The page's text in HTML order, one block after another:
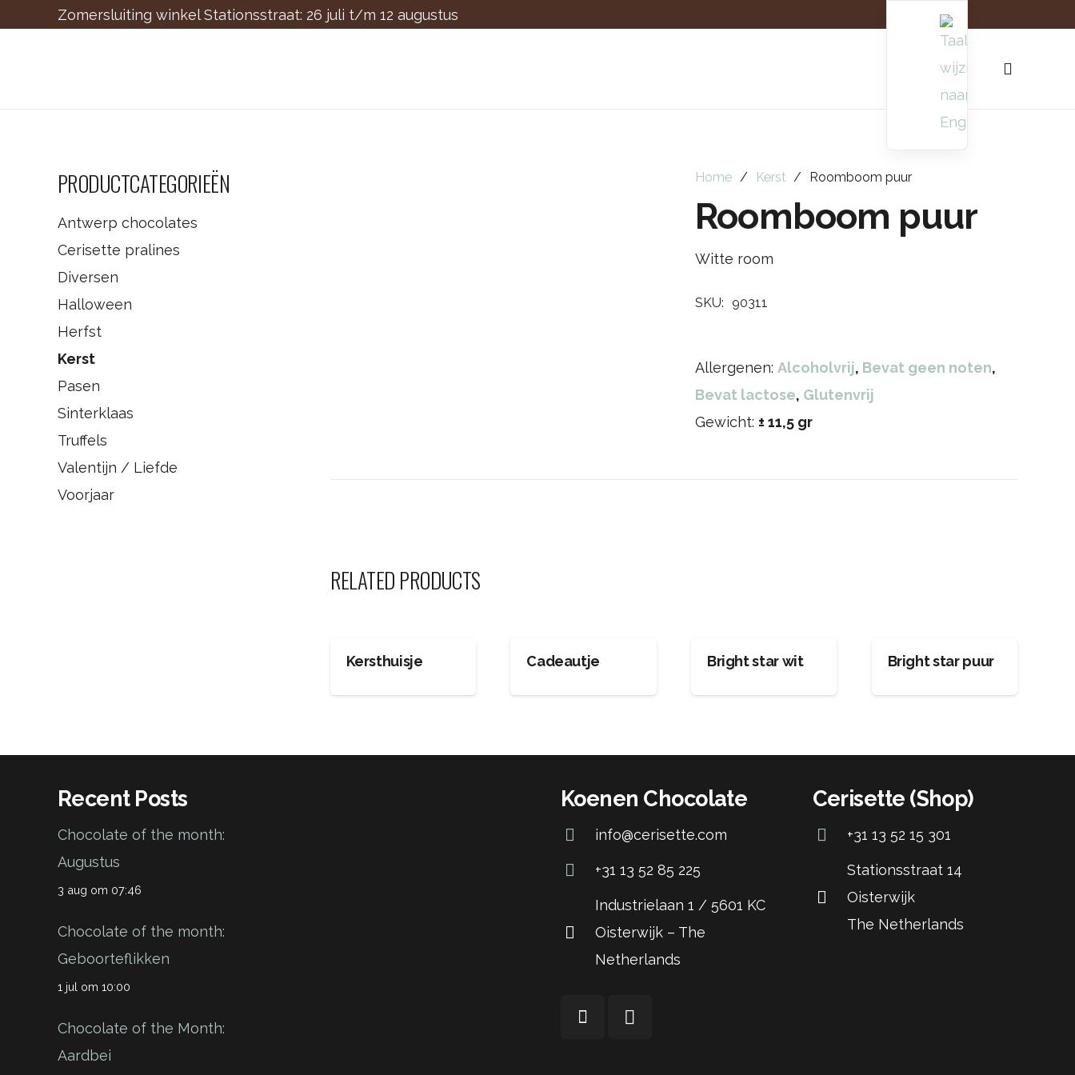
Zomersluiting winkel Stationsstraat: 26 juli t/m 12 augustus
PRODUCTCATEGORIEËN
Antwerp chocolates
Cerisette pralines
Diversen
Halloween
Herfst
Kerst
Pasen
Sinterklaas
Truffels
Valentijn / Liefde
Voorjaar
Home / Kerst / Roomboom puur
Roomboom puur
Witte room
SKU: 90311
Allergenen:Alcoholvrij, Bevat geen noten,
Bevat lactose, Glutenvrij
Gewicht: ± 11,5 gr
RELATED PRODUCTS
Kersthuisje Cadeautje Bright star wit Bright star puur
Recent Posts
Chocolate of the month:
Augustus
3 aug om 07:46
Chocolate of the month:
Geboorteflikken
1 jul om 10:00
Chocolate of the Month:
Aardbei
Koenen Chocolate
info@cerisette.com
+31 13 52 85 225
Industrielaan 1 / 5601 KC
Oisterwijk – The
Netherlands
Cerisette (Shop)
+31 13 52 15 301
Stationsstraat 14
Oisterwijk
The Netherlands